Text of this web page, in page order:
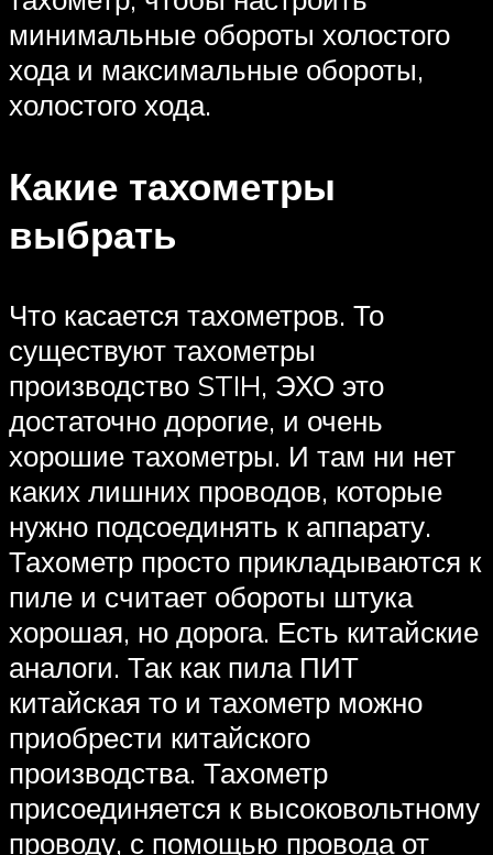
минимальные обороты холостого
хода и максимальные обороты,
холостого хода.
Какие тахометры
выбрать
Что касается тахометров. То
существуют тахометры
производство STIH, ЭХО это
достаточно дорогие, и очень
хорошие тахометры. И там ни нет
каких лишних проводов, которые
нужно подсоединять к аппарату.
Тахометр просто прикладываются к
пиле и считает обороты штука
хорошая, но дорога. Есть китайские
аналоги. Так как пила ПИТ
китайская то и тахометр можно
приобрести китайского
производства. Тахометр
присоединяется к высоковольтному
проводу, с помощью провода от